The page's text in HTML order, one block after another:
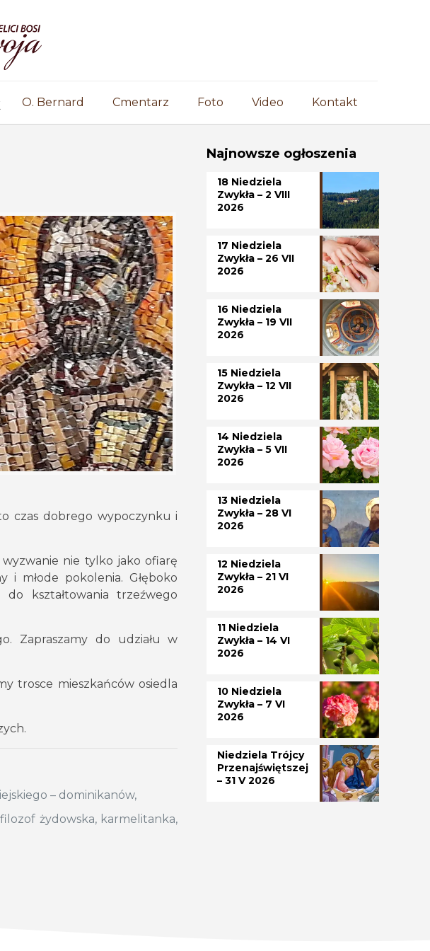
O. Bernard Cmentarz Foto Video Kontakt
czas dobrego wypoczynku i
nie tylko jako ofiarę
młode pokolenia. Głęboko
kształtowania trzeźwego
Zapraszamy do udziału w
trosce mieszkańców osiedla
– dominikanów,
żydowska, karmelitanka,
Najnowsze ogłoszenia
18 Niedziela
Zwykła – 2 VIII
2026
17 Niedziela
Zwykła – 26 VII
2026
16 Niedziela
Zwykła – 19 VII
2026
15 Niedziela
Zwykła – 12 VII
2026
14 Niedziela
Zwykła – 5 VII
2026
13 Niedziela
Zwykła – 28 VI
2026
12 Niedziela
Zwykła – 21 VI
2026
11 Niedziela
Zwykła – 14 VI
2026
10 Niedziela
Zwykła – 7 VI
2026
Niedziela Trójcy
Przenajświętszej
– 31 V 2026